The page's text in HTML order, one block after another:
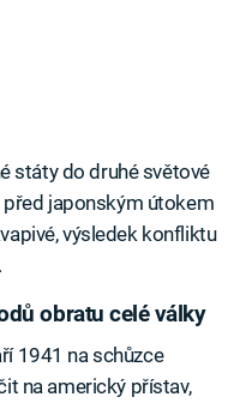
státy do druhé světové
před japonským útokem
výsledek konfliktu
obratu celé války
1941 na schůzce
na americký přístav,